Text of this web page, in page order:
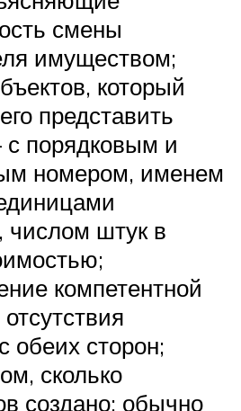
смены
имуществом;
который
представить
с порядковым и
номером, именем
числом штук в
компетентной
обеих сторон;
сколько
создано; обычно